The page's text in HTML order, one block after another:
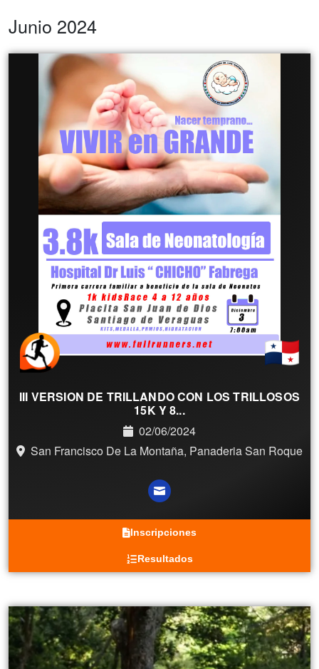
Junio 2024
III VERSION DE TRILLANDO CON LOS TRILLOSOS
15K Y 8...
02/06/2024
San Francisco De La Montaña, Panaderia San Roque
Inscripciones
Resultados